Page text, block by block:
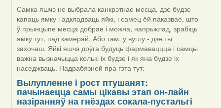
Самка яшчэ не выбрала канкрэтнае месца, дзе будзе
капаць ямку і адкладваць яйкі, і самец ёй паказвае, што
ў прынцыпе месца добрае і можна, напрыклад, зрабіць
ямку тут, пад камерай. Або там, у вуглу - дзе ты
захочаш. Яйкі яшчэ доўга будуць фармаваццца і самцы
важна вызначыцца колькі іх будзе і як яна будзе іх
наседжваць. Падрабязней пра гэта тут:
Вылупленне i рост птушанят:
пачынаецца самы цікавы этап он-лайн
назіранняў на гнёздах сокала-пустальгі